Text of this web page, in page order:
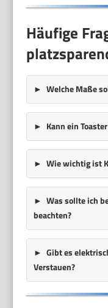
Häufige
WelcheMaße
Kann ein
Wie wichtig ist
Was sollte ich
beachten?
Gibt es
Verstauen?